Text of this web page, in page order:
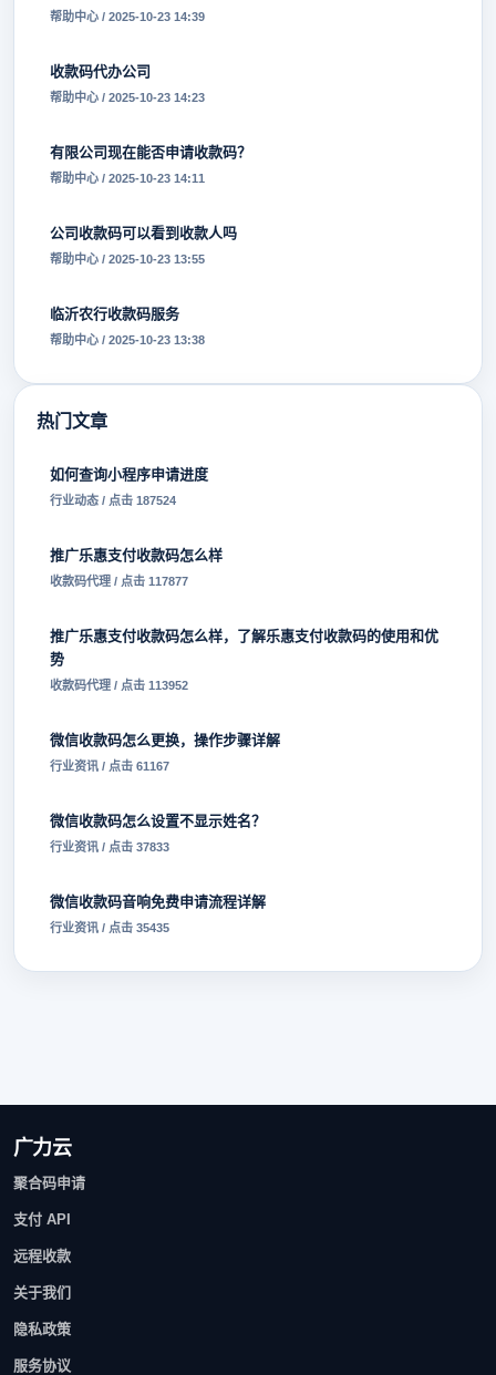
帮助中心 / 2025-10-23 14:39
收款码代办公司
帮助中心 / 2025-10-23 14:23
有限公司现在能否申请收款码？
帮助中心 / 2025-10-23 14:11
公司收款码可以看到收款人吗
帮助中心 / 2025-10-23 13:55
临沂农行收款码服务
帮助中心 / 2025-10-23 13:38
热门文章
如何查询小程序申请进度
行业动态 / 点击 187524
推广乐惠支付收款码怎么样
收款码代理 / 点击 117877
推广乐惠支付收款码怎么样，了解乐惠支付收款码的使用和优
势
收款码代理 / 点击 113952
微信收款码怎么更换，操作步骤详解
行业资讯 / 点击 61167
微信收款码怎么设置不显示姓名？
行业资讯 / 点击 37833
微信收款码音响免费申请流程详解
行业资讯 / 点击 35435
广力云
聚合码申请
支付 API
远程收款
关于我们
隐私政策
服务协议